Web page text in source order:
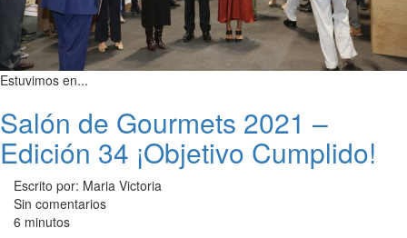
Estuvimos en...
Salón de Gourmets 2021 –
Edición 34 ¡Objetivo Cumplido!
Escrito por: Maria Victoria
Sin comentarios
6 minutos